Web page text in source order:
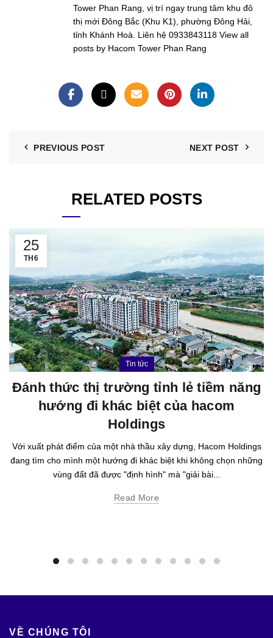
Tower Phan Rang, vị trí ngay trung tâm khu đô
thị mới Đông Bắc (Khu K1), phường Đông Hải,
tỉnh Khánh Hoà. Liên hệ 0933843118 View all
posts by Hacom Tower Phan Rang
PREVIOUS POST NEXT POST
RELATED POSTS
25
TH6
Tin tức
Đánh thức thị trường tỉnh lẻ tiềm năng
hướng đi khác biệt của hacom
Holdings
Với xuất phát điểm của một nhà thầu xây dựng, Hacom Holdings
đang tìm cho mình một hướng đi khác biệt khi không chọn những
vùng đất đã được "định hình" mà "giải bài...
Read More
VỀ CHÚNG TÔI